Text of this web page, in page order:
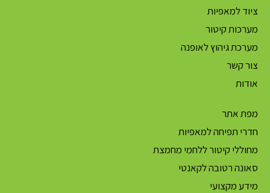
ציוד למאפיות
מערכות קיטור
מערכת גיהוץ לאופנה
צור קשר
אודות
מפת אתר
חדרי תפיחה למאפיות
מחוללי קיטור ללחמי מחמצת
סאונה רטובה לקאנטי
מידע מקצועי